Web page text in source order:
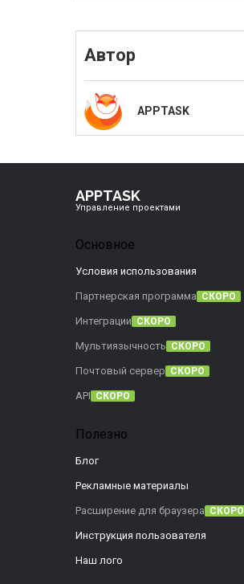
Автор
APPTASK
APPTASK
Управление проектами
Основное
Условия использования
Партнерская программа СКОРО
Интеграции СКОРО
Мультиязычность СКОРО
Почтовый сервер СКОРО
API СКОРО
Полезно
Блог
Рекламные материалы
Расширение для браузера СКОРО
Инструкция пользователя
Наш лого